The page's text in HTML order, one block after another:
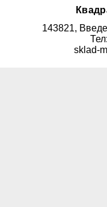
143821,
Тел:
sklad-